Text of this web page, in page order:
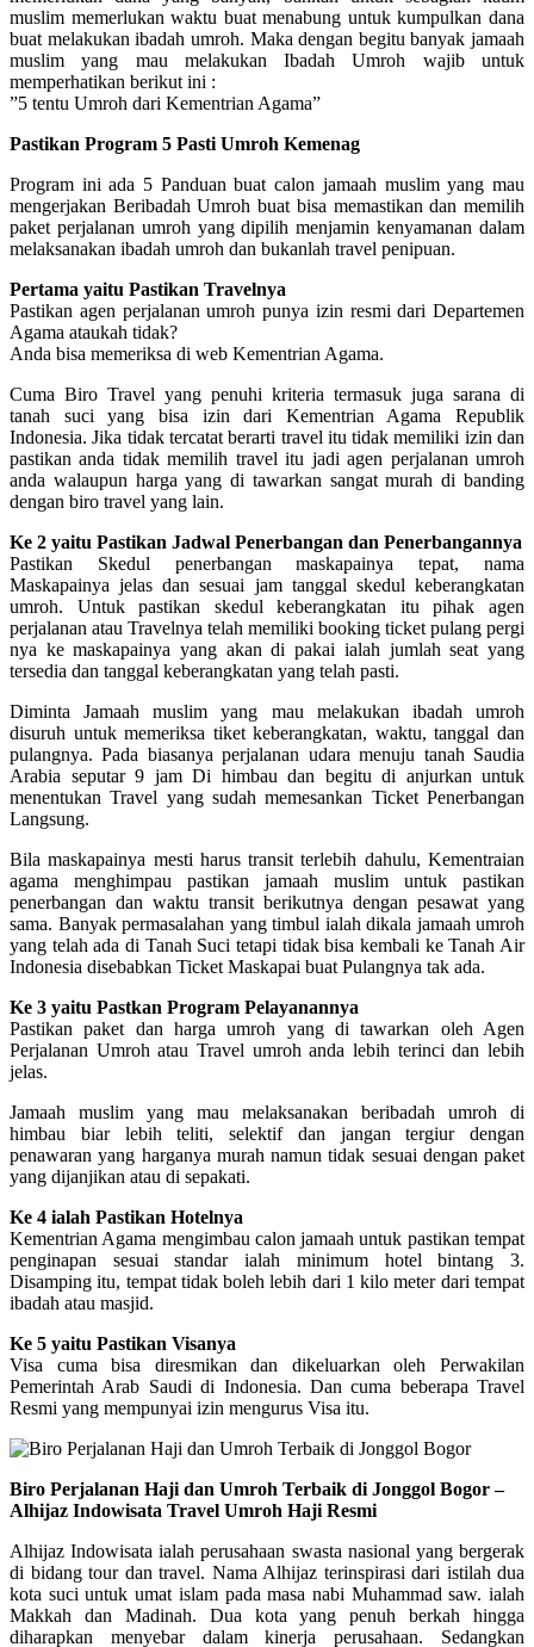
muslim memerlukan waktu buat menabung untuk kumpulkan dana
buat melakukan ibadah umroh. Maka dengan begitu banyak jamaah
muslim yang mau melakukan Ibadah Umroh wajib untuk
memperhatikan berikut ini :
”5 tentu Umroh dari Kementrian Agama”
Pastikan Program 5 Pasti Umroh Kemenag
Program ini ada 5 Panduan buat calon jamaah muslim yang mau
mengerjakan Beribadah Umroh buat bisa memastikan dan memilih
paket perjalanan umroh yang dipilih menjamin kenyamanan dalam
melaksanakan ibadah umroh dan bukanlah travel penipuan.
Pertama yaitu Pastikan Travelnya
Pastikan agen perjalanan umroh punya izin resmi dari Departemen
Agama ataukah tidak?
Anda bisa memeriksa di web Kementrian Agama.
Cuma Biro Travel yang penuhi kriteria termasuk juga sarana di
tanah suci yang bisa izin dari Kementrian Agama Republik
Indonesia. Jika tidak tercatat berarti travel itu tidak memiliki izin dan
pastikan anda tidak memilih travel itu jadi agen perjalanan umroh
anda walaupun harga yang di tawarkan sangat murah di banding
dengan biro travel yang lain.
Ke 2 yaitu Pastikan Jadwal Penerbangan dan Penerbangannya
Pastikan Skedul penerbangan maskapainya tepat, nama
Maskapainya jelas dan sesuai jam tanggal skedul keberangkatan
umroh. Untuk pastikan skedul keberangkatan itu pihak agen
perjalanan atau Travelnya telah memiliki booking ticket pulang pergi
nya ke maskapainya yang akan di pakai ialah jumlah seat yang
tersedia dan tanggal keberangkatan yang telah pasti.
Diminta Jamaah muslim yang mau melakukan ibadah umroh
disuruh untuk memeriksa tiket keberangkatan, waktu, tanggal dan
pulangnya. Pada biasanya perjalanan udara menuju tanah Saudia
Arabia seputar 9 jam Di himbau dan begitu di anjurkan untuk
menentukan Travel yang sudah memesankan Ticket Penerbangan
Langsung.
Bila maskapainya mesti harus transit terlebih dahulu, Kementraian
agama menghimpau pastikan jamaah muslim untuk pastikan
penerbangan dan waktu transit berikutnya dengan pesawat yang
sama. Banyak permasalahan yang timbul ialah dikala jamaah umroh
yang telah ada di Tanah Suci tetapi tidak bisa kembali ke Tanah Air
Indonesia disebabkan Ticket Maskapai buat Pulangnya tak ada.
Ke 3 yaitu Pastkan Program Pelayanannya
Pastikan paket dan harga umroh yang di tawarkan oleh Agen
Perjalanan Umroh atau Travel umroh anda lebih terinci dan lebih
jelas.
Jamaah muslim yang mau melaksanakan beribadah umroh di
himbau biar lebih teliti, selektif dan jangan tergiur dengan
penawaran yang harganya murah namun tidak sesuai dengan paket
yang dijanjikan atau di sepakati.
Ke 4 ialah Pastikan Hotelnya
Kementrian Agama mengimbau calon jamaah untuk pastikan tempat
penginapan sesuai standar ialah minimum hotel bintang 3.
Disamping itu, tempat tidak boleh lebih dari 1 kilo meter dari tempat
ibadah atau masjid.
Ke 5 yaitu Pastikan Visanya
Visa cuma bisa diresmikan dan dikeluarkan oleh Perwakilan
Pemerintah Arab Saudi di Indonesia. Dan cuma beberapa Travel
Resmi yang mempunyai izin mengurus Visa itu.
Biro Perjalanan Haji dan Umroh Terbaik di Jonggol Bogor –
Alhijaz Indowisata Travel Umroh Haji Resmi
Alhijaz Indowisata ialah perusahaan swasta nasional yang bergerak
di bidang tour dan travel. Nama Alhijaz terinspirasi dari istilah dua
kota suci untuk umat islam pada masa nabi Muhammad saw. ialah
Makkah dan Madinah. Dua kota yang penuh berkah hingga
diharapkan menyebar dalam kinerja perusahaan. Sedangkan